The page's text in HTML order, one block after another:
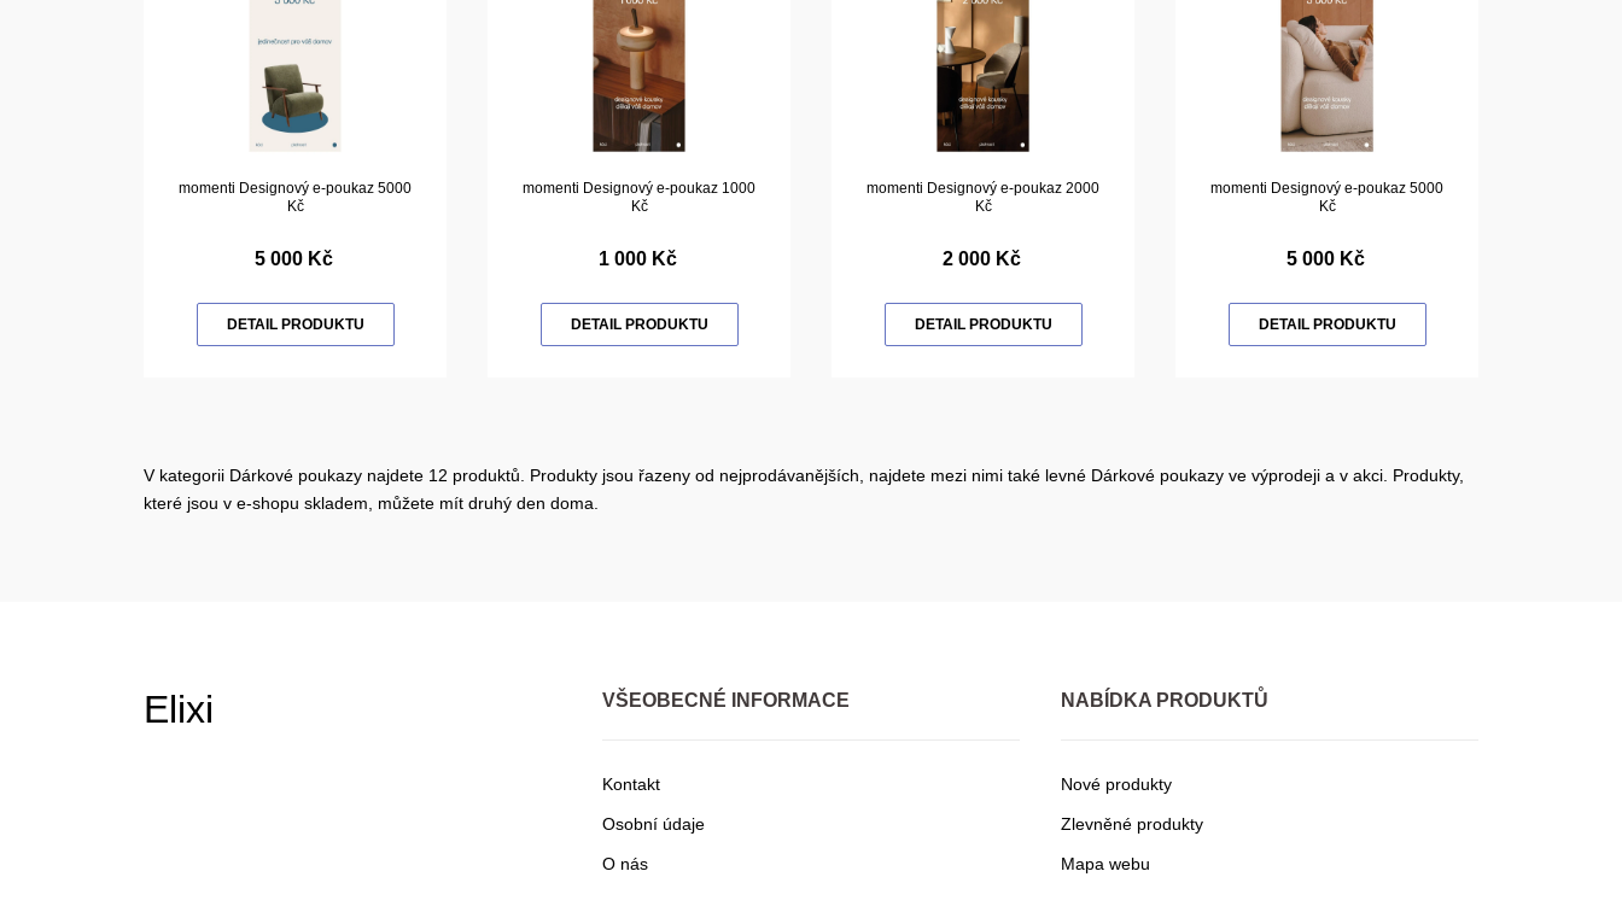
momenti Designový e-poukaz 5000
Kč
5 000 Kč
DETAIL PRODUKTU
momenti Designový e-poukaz 1000
Kč
1 000 Kč
DETAIL PRODUKTU
momenti Designový e-poukaz 2000
Kč
2 000 Kč
DETAIL PRODUKTU
momenti Designový e-poukaz 5000
Kč
5 000 Kč
DETAIL PRODUKTU
V kategorii Dárkové poukazy najdete 12 produktů. Produkty jsou řazeny od nejprodávanějších, najdete mezi nimi také levné Dárkové poukazy ve výprodeji a v akci. Produkty,
které jsou v e-shopu skladem, můžete mít druhý den doma.
Elixi VŠEOBECNÉ INFORMACE
Kontakt
Osobní údaje
O nás
NABÍDKA PRODUKTŮ
Nové produkty
Zlevněné produkty
Mapa webu